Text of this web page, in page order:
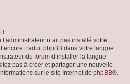
!
n’ait pas installé votre
encore traduit phpBB dans votre langue.
du forum d’installer la langue
pas à créer et partager une nouvelle
sur le site Internet de phpBB®.